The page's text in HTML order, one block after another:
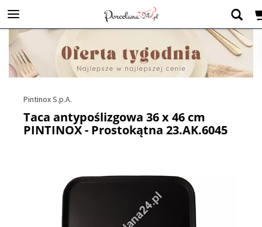
Pintinox S.p.A.
Taca antypoślizgowa 36 x 46 cm
PINTINOX - Prostokątna 23.AK.6045